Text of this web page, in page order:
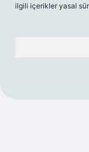
ilgili içerikler yasal